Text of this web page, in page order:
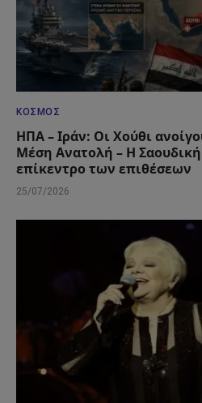
ΚΌΣΜΟΣ
ΗΠΑ – Ιράν: Οι Χούθι
Μέση Ανατολή – Η
επίκεντρο των επιθέσεων
25/07/2026